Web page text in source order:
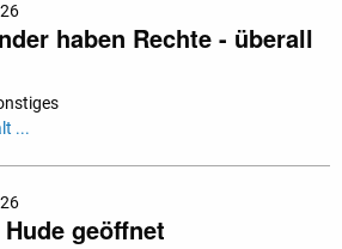
haben Rechte - überall
...
geöffnet